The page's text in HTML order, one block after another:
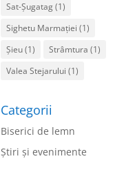
Sat-Șugatag(1)
Sighetu Marmației (1)
Șieu(1) Strâmtura (1)
Valea Stejarului (1)
Categorii
Biserici de lemn
Ştiri şi evenimente